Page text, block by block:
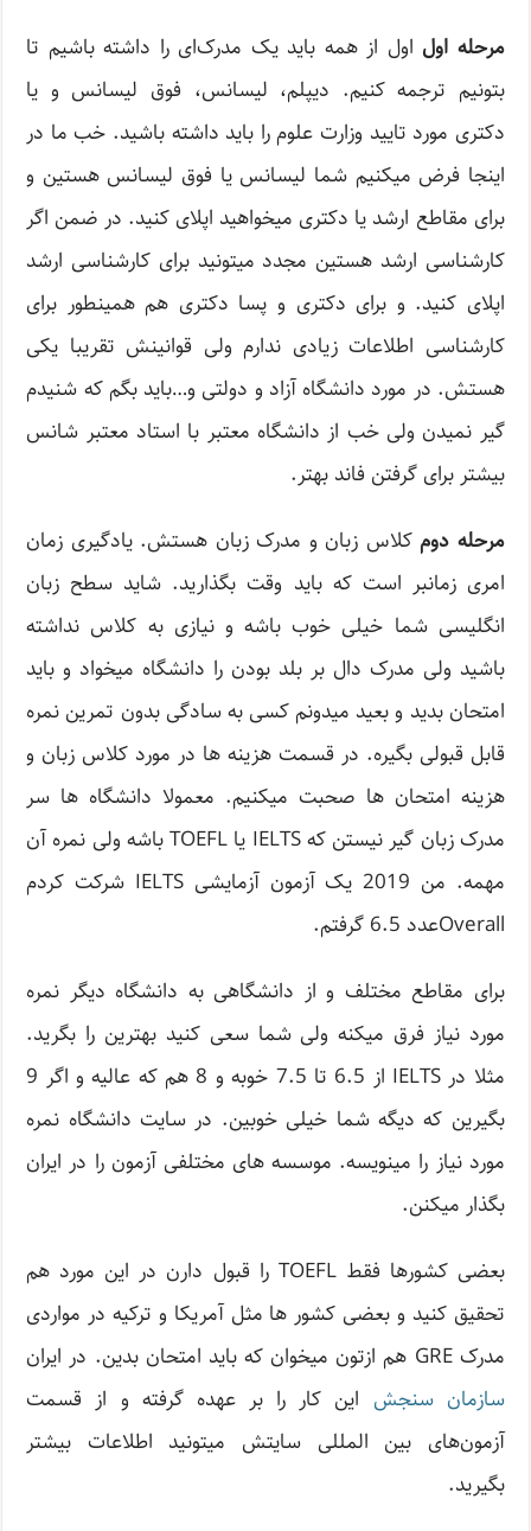
مرحله اول اول از همه باید یک مدرک‌ای را داشته باشیم تا
بتونیم ترجمه کنیم. دیپلم، لیسانس، فوق لیسانس و یا
دکتری مورد تایید وزارت علوم را باید داشته باشید. خب ما در
اینجا فرض میکنیم شما لیسانس یا فوق لیسانس هستین و
برای مقاطع ارشد یا دکتری میخواهید اپلای کنید. در ضمن اگر
کارشناسی ارشد هستین مجدد میتونید برای کارشناسی ارشد
اپلای کنید. و برای دکتری و پسا دکتری هم همینطور برای
کارشناسی اطلاعات زیادی ندارم ولی قوانینش تقریبا یکی
هستش. در مورد دانشگاه آزاد و دولتی و…باید بگم که شنیدم
گیر نمیدن ولی خب از دانشگاه معتبر با استاد معتبر شانس
بیشتر برای گرفتن فاند بهتر.
مرحله دوم کلاس زبان و مدرک زبان هستش. یادگیری زمان
امری زمانبر است که باید وقت بگذارید. شاید سطح زبان
انگلیسی شما خیلی خوب باشه و نیازی به کلاس نداشته
باشید ولی مدرک دال بر بلد بودن را دانشگاه میخواد و باید
امتحان بدید و بعید میدونم کسی به سادگی بدون تمرین نمره
قابل قبولی بگیره. در قسمت هزینه ها در مورد کلاس زبان و
هزینه امتحان ها صحبت میکنیم. معمولا دانشگاه ها سر
مدرک زبان گیر نیستن که IELTS یا TOEFL باشه ولی نمره آن
مهمه. من 2019 یک آزمون آزمایشی IELTS شرکت کردم
Overallعدد 6.5 گرفتم.
برای مقاطع مختلف و از دانشگاهی به دانشگاه دیگر نمره
مورد نیاز فرق میکنه ولی شما سعی کنید بهترین را بگرید.
مثلا در IELTS از 6.5 تا 7.5 خوبه و 8 هم که عالیه و اگر 9
بگیرین که دیگه شما خیلی خوبین. در سایت دانشگاه نمره
مورد نیاز را مینویسه. موسسه های مختلفی آزمون را در ایران
بگذار میکنن.
بعضی کشورها فقط TOEFL را قبول دارن در این مورد هم
تحقیق کنید و بعضی کشور ها مثل آمریکا و ترکیه در مواردی
مدرک GRE هم ازتون میخوان که باید امتحان بدین. در ایران
سازمان سنجش این کار را بر عهده گرفته و از قسمت
آزمون‌های بین المللی سایتش میتونید اطلاعات بیشتر
بگیرید.